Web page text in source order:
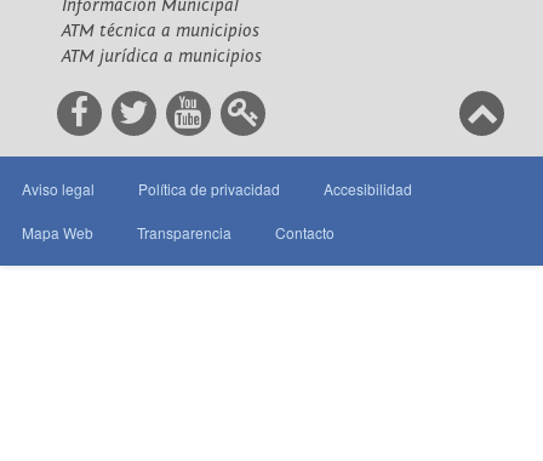
Información Municipal
ATM técnica a municipios
ATM jurídica a municipios
Aviso legal Política de privacidad Accesibilidad
Mapa Web Transparencia Contacto